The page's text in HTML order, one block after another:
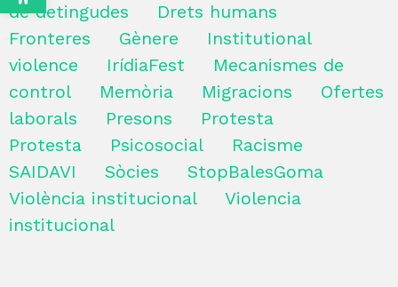
de detingudes
Drets humans
Fronteres
Gènere
Institutional
violence
IrídiaFest
Mecanismes de
control
Memòria Migracions
Ofertes
laborals
Presons
Protesta
Protesta
Psicosocial
Racisme
SAIDAVI
Sòcies
StopBalesGoma
Violència institucional
Violencia
institucional